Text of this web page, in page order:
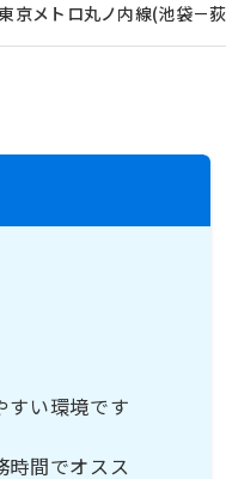
すい環境です
時間でオスス